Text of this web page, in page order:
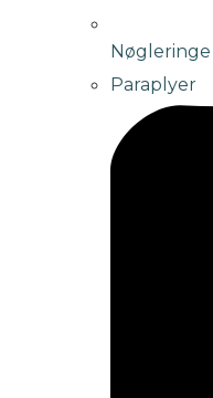
Nøgleringe
Paraplyer